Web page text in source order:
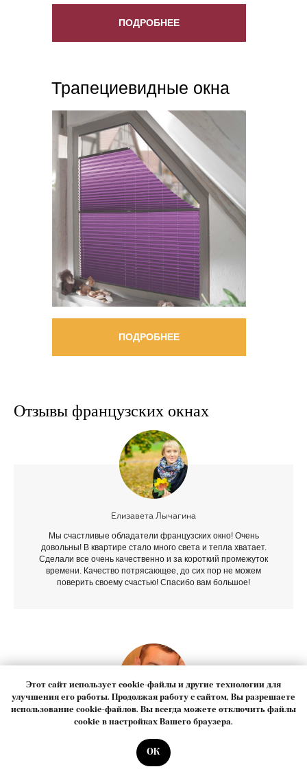
ПОДРОБНЕЕ
ПОДРОБНЕЕ
Трапециевидные окна
Отзывы французских окнах
Елизавета Лычагина
Мы счастливые обладатели французских окно! Очень
довольны! В квартире стало много света и тепла хватает.
Сделали все очень качественно и за короткий промежуток
времени. Качество потрясающее, до сих пор не можем
поверить своему счастью! Спасибо вам большое!
Установили в кухне французское угловое окно. Зимой не
холодно, света очень много, вид из окна потрясающий. Окна
Написать в MAX
Этот сайт использует cookie-файлы и другие технологии для
улучшения его работы. Продолжая работу с сайтом, Вы разрешаете
использование cookie-файлов. Вы всегда можете отключить файлы
cookie в настройках Вашего браузера.
ОК